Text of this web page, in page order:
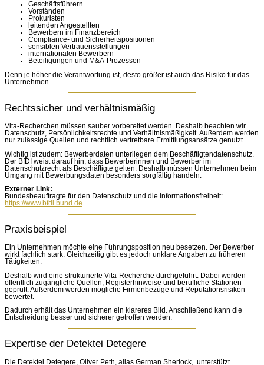
Geschäftsführern
Vorständen
Prokuristen
leitenden Angestellten
Bewerbern im Finanzbereich
Compliance- und Sicherheitspositionen
sensiblen Vertrauensstellungen
internationalen Bewerbern
Beteiligungen und M&A-Prozessen
Denn je höher die Verantwortung ist, desto größer ist auch das Risiko für das
Unternehmen.
Rechtssicher und verhältnismäßig
Vita-Recherchen müssen sauber vorbereitet werden. Deshalb beachten wir
Datenschutz, Persönlichkeitsrechte und Verhältnismäßigkeit. Außerdem werden
nur zulässige Quellen und rechtlich vertretbare Ermittlungsansätze genutzt.
Wichtig ist zudem: Bewerberdaten unterliegen dem Beschäftigtendatenschutz.
Der BfDI weist darauf hin, dass Bewerberinnen und Bewerber im
Datenschutzrecht als Beschäftigte gelten. Deshalb müssen Unternehmen beim
Umgang mit Bewerbungsdaten besonders sorgfältig handeln.
Externer Link:
Bundesbeauftragte für den Datenschutz und die Informationsfreiheit:
https://www.bfdi.bund.de
Praxisbeispiel
Ein Unternehmen möchte eine Führungsposition neu besetzen. Der Bewerber
wirkt fachlich stark. Gleichzeitig gibt es jedoch unklare Angaben zu früheren
Tätigkeiten.
Deshalb wird eine strukturierte Vita-Recherche durchgeführt. Dabei werden
öffentlich zugängliche Quellen, Registerhinweise und berufliche Stationen
geprüft. Außerdem werden mögliche Firmenbezüge und Reputationsrisiken
bewertet.
Dadurch erhält das Unternehmen ein klareres Bild. Anschließend kann die
Entscheidung besser und sicherer getroffen werden.
Expertise der Detektei Detegere
Die Detektei Detegere, Oliver Peth, alias German Sherlock, unterstützt